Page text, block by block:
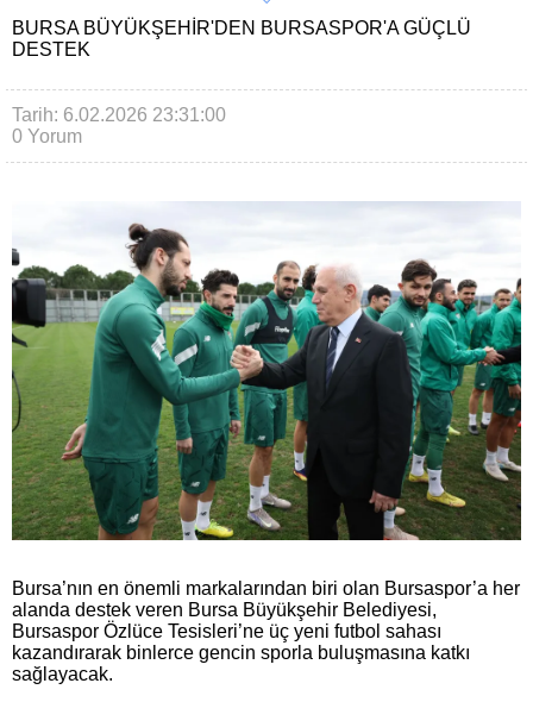
BURSA BÜYÜKŞEHIR'DEN BURSASPOR'A GÜÇLÜ
DESTEK
Tarih: 6.02.2026 23:31:00
0 Yorum
Bursa’nın en önemli markalarından biri olan Bursaspor’a her
alanda destek veren Bursa Büyükşehir Belediyesi,
Bursaspor Özlüce Tesisleri’ne üç yeni futbol sahası
kazandırarak binlerce gencin sporla buluşmasına katkı
sağlayacak.